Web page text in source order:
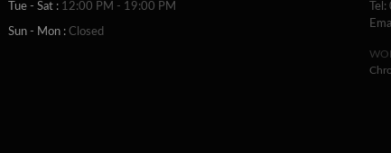
Tue - Sat : 12:00 PM - 19:00 PM
Sun - Mon : Closed